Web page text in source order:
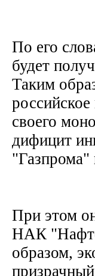
По его
будет
Таким
своего
дифицит
"Газпрома"
При этом
НАК
образом,